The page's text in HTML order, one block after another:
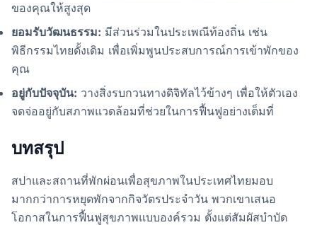
ของคุณให้สูงสุด
ยอมรับวัฒนธรรม: มีส่วนร่วมในประเพณีท้องถิ่น เช่น
พิธีกรรมไทยดั้งเดิม เพื่อเพิ่มพูนประสบการณ์การเข้าพักของ
คุณ
อยู่กับปัจจุบัน: วางสิ่งรบกวนทางดิจิทัลไว้ข้างๆ เพื่อให้ตัวเอง
จดจ่ออยู่กับสภาพแวดล้อมที่ช่วยในการฟื้นฟูอย่างเต็มที่
บทสรุป
สปาและสถานที่พักผ่อนเพื่อสุขภาพในประเทศไทยมอบ
มากกว่าการหยุดพักจากกิจวัตรประจำวัน พวกเขาเสนอ
โอกาสในการฟื้นฟูสุขภาพแบบองค์รวม ตั้งแต่สัมผัสบำบัด